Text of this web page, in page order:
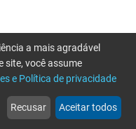
web
Notícias
more_horiz
Mais
a mais agradável
site, você assume
e Política de privacidade
Recusar Aceitar todos
novamente